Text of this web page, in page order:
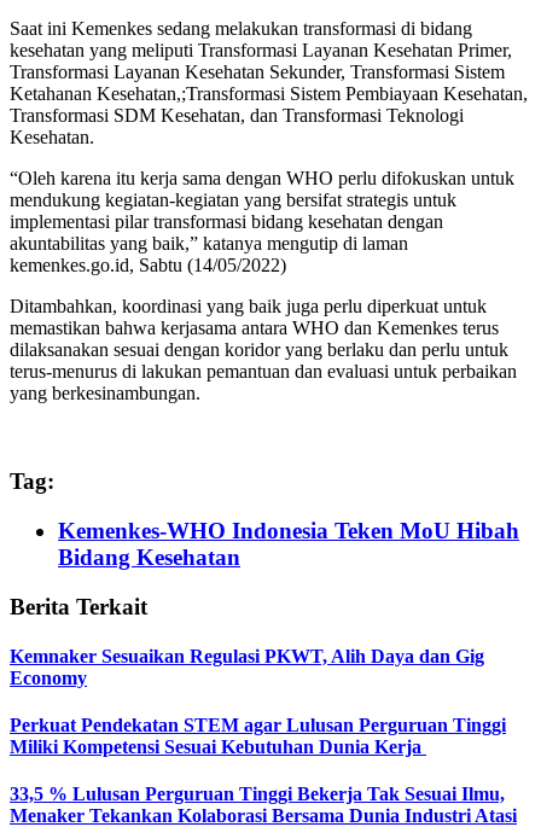
Saat ini Kemenkes sedang melakukan transformasi di bidang
kesehatan yang meliputi Transformasi Layanan Kesehatan Primer,
Transformasi Layanan Kesehatan Sekunder, Transformasi Sistem
Ketahanan Kesehatan,;Transformasi Sistem Pembiayaan Kesehatan,
Transformasi SDM Kesehatan, dan Transformasi Teknologi
Kesehatan.
“Oleh karena itu kerja sama dengan WHO perlu difokuskan untuk
mendukung kegiatan-kegiatan yang bersifat strategis untuk
implementasi pilar transformasi bidang kesehatan dengan
akuntabilitas yang baik,” katanya mengutip di laman
kemenkes.go.id, Sabtu (14/05/2022)
Ditambahkan, koordinasi yang baik juga perlu diperkuat untuk
memastikan bahwa kerjasama antara WHO dan Kemenkes terus
dilaksanakan sesuai dengan koridor yang berlaku dan perlu untuk
terus-menurus di lakukan pemantuan dan evaluasi untuk perbaikan
yang berkesinambungan.
Tag:
Kemenkes-WHO Indonesia Teken MoU Hibah
Bidang Kesehatan
Berita Terkait
Kemnaker Sesuaikan Regulasi PKWT, Alih Daya dan Gig
Economy
Perkuat Pendekatan STEM agar Lulusan Perguruan Tinggi
Miliki Kompetensi Sesuai Kebutuhan Dunia Kerja
33,5 % Lulusan Perguruan Tinggi Bekerja Tak Sesuai Ilmu,
Menaker Tekankan Kolaborasi Bersama Dunia Industri Atasi